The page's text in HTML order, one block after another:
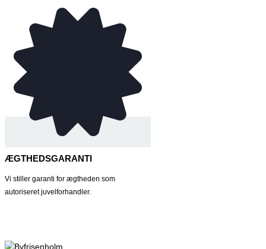
ÆGTHEDSGARANTI
Vi stiller garanti for ægtheden som
autoriseret juvelforhandler.